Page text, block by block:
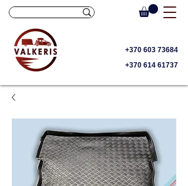
+370 603 73684
+370 614 61737